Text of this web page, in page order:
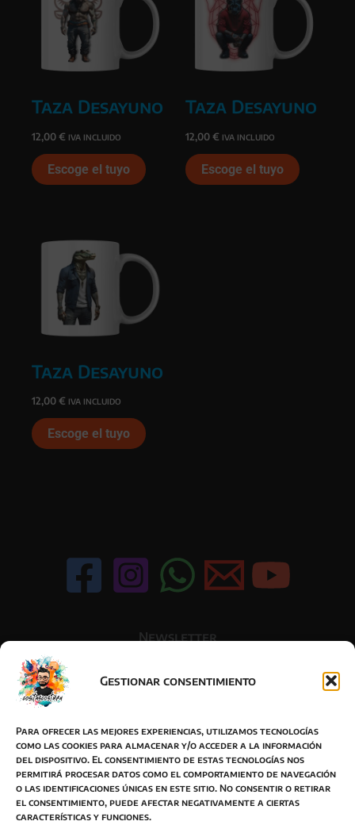
Gestionar consentimiento
Para ofrecer las mejores experiencias, utilizamos tecnologías
como las cookies para almacenar y/o acceder a la información
del dispositivo. El consentimiento de estas tecnologías nos
permitirá procesar datos como el comportamiento de navegación
o las identificaciones únicas en este sitio. No consentir o retirar
el consentimiento, puede afectar negativamente a ciertas
características y funciones.
Taza Desayuno
12,00€ IVA INCLUIDO
Escoge el tuyo
Taza Desayuno
12,00€ IVA INCLUIDO
Escoge el tuyo
Taza Desayuno
12,00€ IVA INCLUIDO
Escoge el tuyo
Newsletter
BOTON DESISTIMIENTO